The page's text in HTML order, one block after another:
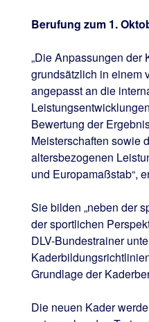
Berufung zum 1.
„Die Anpassungen der
grundsätzlich in einem
angepasst an die
Bewertung der
Meisterschaften sowie
altersbezogenen
und Europamaßstab“,
Sie bilden „neben der
der sportlichen
DLV-Bundestrainer
Grundlage der
Die neuen Kader